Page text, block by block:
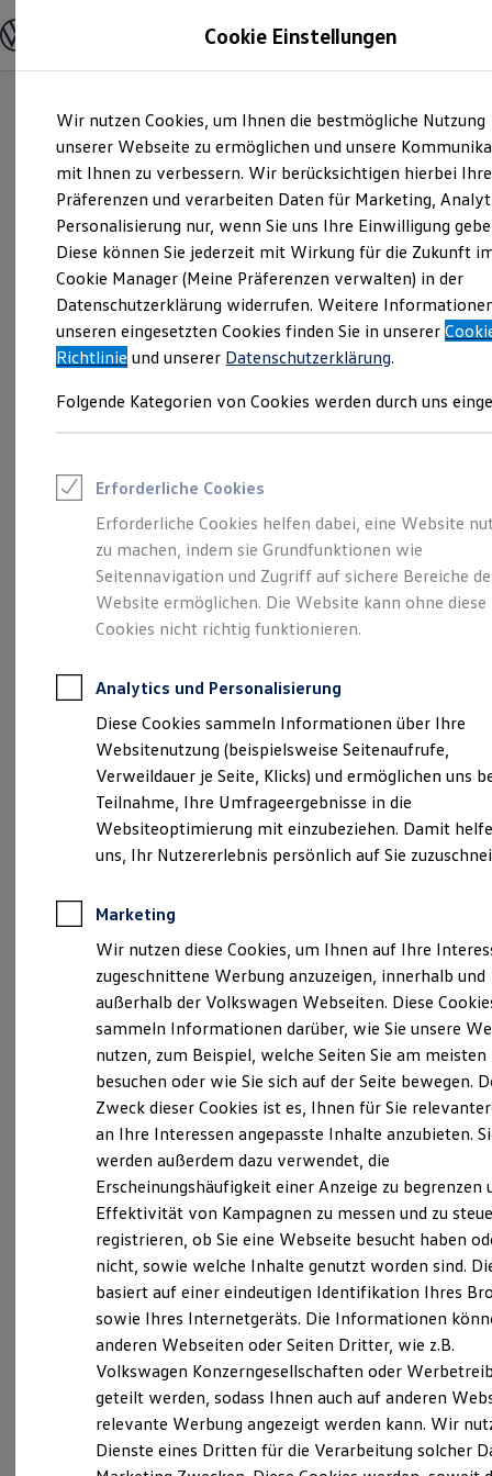
Hauptinhalt
springen
Footer
springen
Modelle und Konfigurator
Modelle vergleichen
Elektroautos
ENERGY Sondermodelle
Nutzfahrzeuge
SUV und CUV
Familienautos
Kombis
Kompaktwagen
Sportwagen
Schnell verfügbare Fahrzeuge
Angebote und Produkte
Aktuelle Angebote
E-Auto-Förderung
Volkswagen Marktplatz
Junge Gebrauchtwagen und Gebrauchtwagen
Saisonangebote
Leasing
Leasing-Angebote
Gebrauchtwagen Leasing
Junge Gebrauchtwagen-Leasing
Elektroauto Leasing
Kleinwagen-Leasing
Leasing ohne Anzahlung
Autokredit mit Schlussrate
Versicherungen und Garantien
Kfz-Versicherung
Restschuldversicherungen
Garantien
Wartungsverträge
Geschäftskunden
Professional Class bei Volkswagen
Großkunden
Behörden
Anpfiff zum Gewinn
Elektroautos
ID. Tutorials
Elektrofahrzeugkonzepte
Reichweite
Reichweite der ID. Modelle
Reichweite im Winter
Laden
Laden unterwegs
Laden Zuhause
Ladezeitensimulator
Batterie
Sicherheit
Garantie und Lebensdauer
Nachhaltigkeit
Technologie
Kosten und Kauf
Verbrauchskosten
Kaufoptionen
E-Auto-Förderung
Software und Konnektivität
Die ID. Software 6
ID. Software Versionen und Updates
Digitale Extras
Schnittstellen zu Ihrem ID.
Ihr Begleiter für Alltag
und Freizeit. Der T-
Cross.
Impressum & Rechtliches)
Probefahrt vereinbaren
Fahrzeugangebot anfordern
Servicetermin buchen
Serviceanfrage stellen
Cookie Einstellungen
Wir nutzen Cookies, um Ihnen die bestmögliche Nutzung
unserer Webseite zu ermöglichen und unsere
mit Ihnen zu verbessern. Wir berücksichtigen hierbei Ihre
Präferenzen und verarbeiten Daten für Marketing,
Personalisierung nur, wenn Sie uns Ihre Einwilligung
Diese können Sie jederzeit mit Wirkung für die Zukunft
Cookie Manager (Meine Präferenzen verwalten) in der
Datenschutzerklärung widerrufen. Weitere
unseren eingesetzten Cookies finden Sie in unserer
Richtlinie und unserer Datenschutzerklärung.
Folgende Kategorien von Cookies werden durch uns
Erforderliche Cookies
Erforderliche Cookies helfen dabei, eine Website
zu machen, indem sie Grundfunktionen wie
Seitennavigation und Zugriff auf sichere Bereiche
Website ermöglichen. Die Website kann ohne diese
Cookies nicht richtig funktionieren.
Analytics und Personalisierung
Diese Cookies sammeln Informationen über Ihre
Websitenutzung (beispielsweise Seitenaufrufe,
Verweildauer je Seite, Klicks) und ermöglichen uns
Teilnahme, Ihre Umfrageergebnisse in die
Websiteoptimierung mit einzubeziehen. Damit
uns, Ihr Nutzererlebnis persönlich auf Sie
Marketing
Wir nutzen diese Cookies, um Ihnen auf Ihre
zugeschnittene Werbung anzuzeigen, innerhalb und
außerhalb der Volkswagen Webseiten. Diese
sammeln Informationen darüber, wie Sie unsere
nutzen, zum Beispiel, welche Seiten Sie am meisten
besuchen oder wie Sie sich auf der Seite bewegen.
Zweck dieser Cookies ist es, Ihnen für Sie
an Ihre Interessen angepasste Inhalte anzubieten.
werden außerdem dazu verwendet, die
Erscheinungshäufigkeit einer Anzeige zu begrenzen
Effektivität von Kampagnen zu messen und zu
registrieren, ob Sie eine Webseite besucht haben
nicht, sowie welche Inhalte genutzt worden sind.
basiert auf einer eindeutigen Identifikation Ihres
sowie Ihres Internetgeräts. Die Informationen
anderen Webseiten oder Seiten Dritter, wie z.B.
Volkswagen Konzerngesellschaften oder
geteilt werden, sodass Ihnen auch auf anderen
relevante Werbung angezeigt werden kann. Wir
Dienste eines Dritten für die Verarbeitung solcher